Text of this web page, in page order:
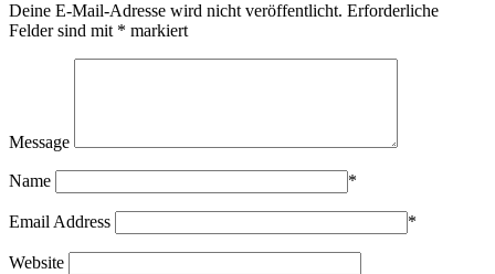
Deine E-Mail-Adresse wird nicht veröffentlicht. Erforderliche
Felder sind mit * markiert
Message
Name *
Email Address *
Website